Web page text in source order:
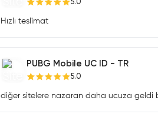
5.0
Hızlı teslimat
PUBG Mobile UC ID - TR
5.0
diğer sitelere nazaran daha ucuza geldi